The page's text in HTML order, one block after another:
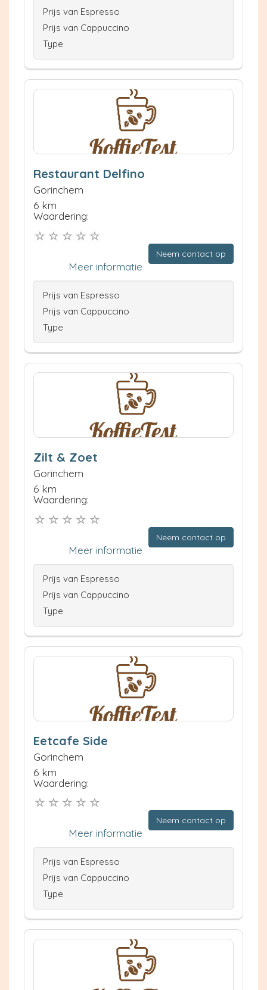
Prijs van Espresso
Prijs van Cappuccino
Type
Restaurant Delfino
Gorinchem
6 km
Waardering:
Neem contact op
Meer informatie
Prijs van Espresso
Prijs van Cappuccino
Type
Zilt & Zoet
Gorinchem
6 km
Waardering:
Neem contact op
Meer informatie
Prijs van Espresso
Prijs van Cappuccino
Type
Eetcafe Side
Gorinchem
6 km
Waardering:
Neem contact op
Meer informatie
Prijs van Espresso
Prijs van Cappuccino
Type